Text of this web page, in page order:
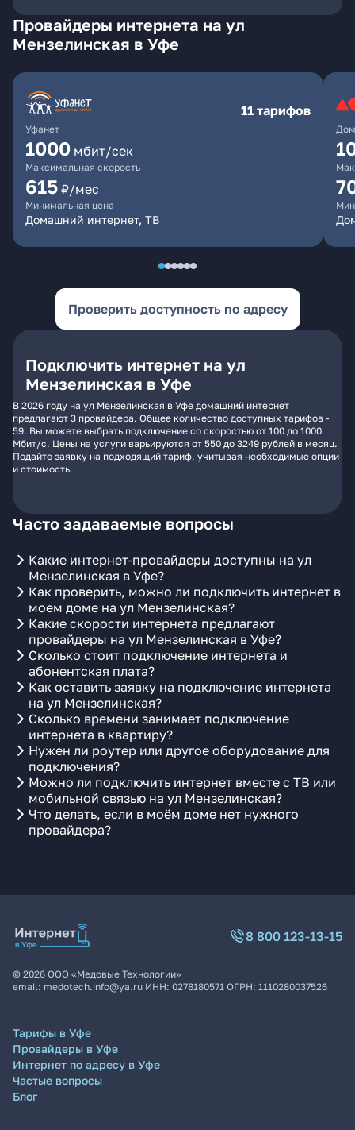
Провайдеры интернета на ул
Мензелинская в Уфе
Уфанет
11 тарифов
1000 мбит/сек
Максимальная скорость
615 ₽/мес
Минимальная цена
Домашний интернет, ТВ
Проверить доступность по адресу
Подключить интернет на ул
Мензелинская в Уфе
В 2026 году на ул Мензелинская в Уфе домашний интернет
предлагают 3 провайдера. Общее количество доступных тарифов -
59. Вы можете выбрать подключение со скоростью от 100 до 1000
Мбит/с. Цены на услуги варьируются от 550 до 3249 рублей в месяц.
Подайте заявку на подходящий тариф, учитывая необходимые опции
и стоимость.
Часто задаваемые вопросы
Какие интернет-провайдеры доступны на ул
Мензелинская в Уфе?
Как проверить, можно ли подключить интернет в
моем доме на ул Мензелинская?
Какие скорости интернета предлагают
провайдеры на ул Мензелинская в Уфе?
Сколько стоит подключение интернета и
абонентская плата?
Как оставить заявку на подключение интернета
на ул Мензелинская?
Сколько времени занимает подключение
интернета в квартиру?
Нужен ли роутер или другое оборудование для
подключения?
Можно ли подключить интернет вместе с ТВ или
мобильной связью на ул Мензелинская?
Что делать, если в моём доме нет нужного
провайдера?
8 800 123-13-15
© 2026 ООО «Медовые Технологии»
email: medotech.info@ya.ru ИНН: 0278180571 ОГРН: 1110280037526
Тарифы в Уфе
Провайдеры в Уфе
Интернет по адресу в Уфе
Частые вопросы
Блог